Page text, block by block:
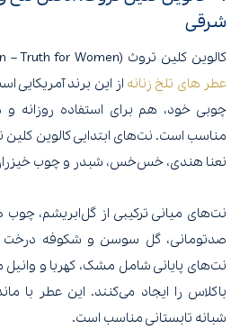
شرقی
کالوین کلین تروث (Calvin Klein – Truth for Women)، یکی از بهترین
عطر های تلخ زنانه از این برند آمریکایی
چوبی خود، هم برای استفاده
مناسب است. نت‌های ابتدایی کالوین
نعنا هندی، خس‌خس، شبدر و چوب
نت‌های میانی ترکیبی از گل‌ابریشم،
صدتومانی، گل سوسن و شکوفه درخت
نت‌های پایانی شامل مشک، کهربا و
باکلاس را ایجاد می‌کنند. این عطر با
شبانه تابستانی مناسب است.